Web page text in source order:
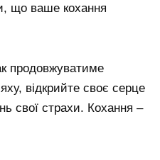
що ваше кохання
продовжуватиме
відкрийте своє серце
свої страхи. Кохання –